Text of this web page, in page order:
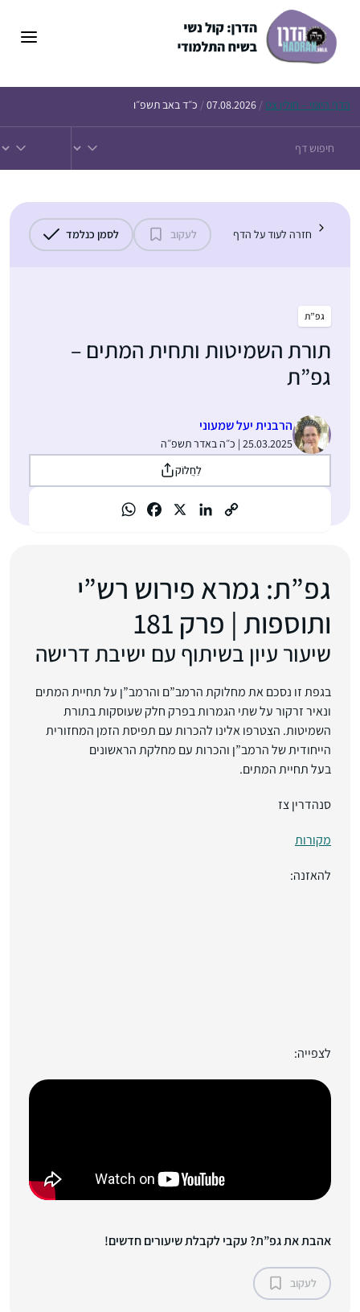
הדף היומי – חולין צט /
07.08.2026
/ כ״ד באב תשפ״ו
חזרה לעוד על הדף לעקוב לסמן כנלמד
גפ”ת
תורת השמיטות ותחית המתים –
גפ”ת
הרבנית יעל שמעוני
25.03.2025 | כ״ה באדר תשפ״ה
לַחֲלוֹק
גפ”ת: גמרא פירוש רש”י
ותוספות | פרק 181
שיעור עיון בשיתוף עם ישיבת דרישה
בגפת זו נסכם את מחלוקת הרמב”ם והרמב”ן על תחיית המתים
ונאיר זרקור על שתי הגמרות בפרק חלק שעוסקות בתורת
השמיטות. הצטרפו אלינו להכרות עם תפיסת הזמן המחזורית
הייחודית של הרמב”ן והכרות עם מחלקת הראשונים
בעל תחיית המתים.
סנהדרין צז
מקורות
להאזנה:
לצפייה:
אהבת את גפ”ת? עקבי לקבלת שיעורים חדשים!
לעקוב